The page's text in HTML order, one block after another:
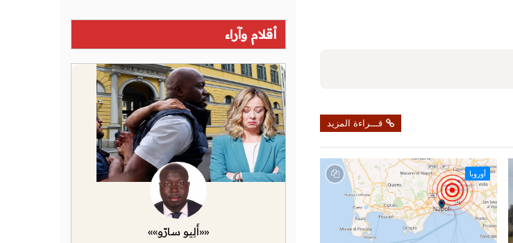
قـــراءة المزيد
أوروبا
أقلام وآراء
««أَلِيو سارّو»»